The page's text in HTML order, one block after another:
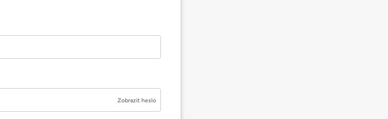
Zobrazit heslo